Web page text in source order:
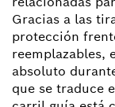
Gracias a las
protección
reemplazables,
absoluto
que se traduce